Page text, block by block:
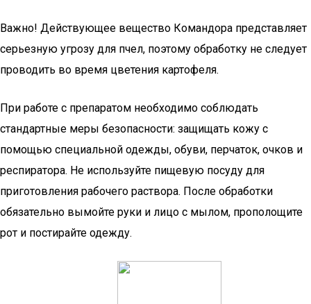
Важно! Действующее вещество Командора представляет
серьезную угрозу для пчел, поэтому обработку не следует
проводить во время цветения картофеля.
При работе с препаратом необходимо соблюдать
стандартные меры безопасности: защищать кожу с
помощью специальной одежды, обуви, перчаток, очков и
респиратора. Не используйте пищевую посуду для
приготовления рабочего раствора. После обработки
обязательно вымойте руки и лицо с мылом, прополощите
рот и постирайте одежду.